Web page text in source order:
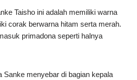
Taisho ini adalah memiliki warna
corak berwarna hitam serta merah.
primadona seperti halnya
Sanke menyebar di bagian kepala